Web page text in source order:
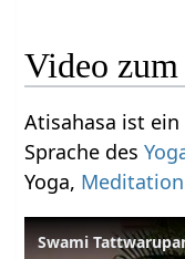
Video zum
Atisahasa ist
Sprache des
Yoga, Meditation
Swami